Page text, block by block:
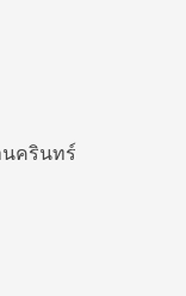
ครินทร์